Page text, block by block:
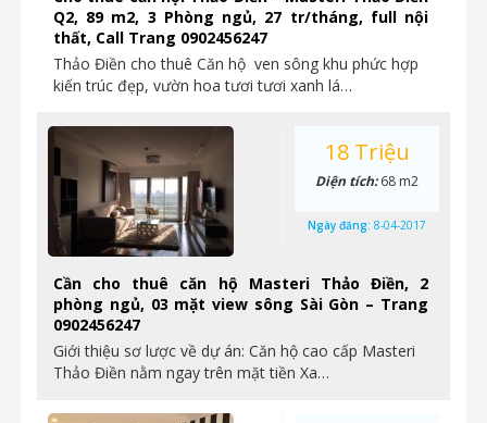
Q2, 89 m2, 3 Phòng ngủ, 27 tr/tháng, full nội
thất, Call Trang 0902456247
Thảo Điền cho thuê Căn hộ ven sông khu phức hợp
kiến trúc đẹp, vườn hoa tươi tươi xanh lá…
Cần cho thuê căn hộ Masteri Thảo Điền, 2
phòng ngủ, 03 mặt view sông Sài Gòn – Trang
0902456247
Giới thiệu sơ lược về dự án: Căn hộ cao cấp Masteri
Thảo Điền nằm ngay trên mặt tiền Xa…
18 Triệu
Diện tích:68 m2
Ngày đăng: 8-04-2017